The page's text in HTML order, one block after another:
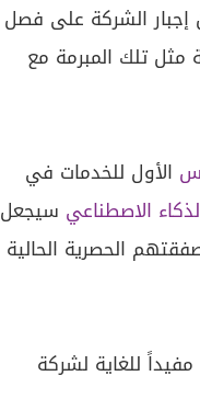
إجبار الشركة على فصل
مثل تلك المبرمة مع
الأول للخدمات في
الاصطناعي سيجعل
الحصرية الحالية
للغاية لشركة